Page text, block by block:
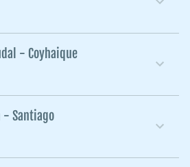
- Coyhaique
- Santiago